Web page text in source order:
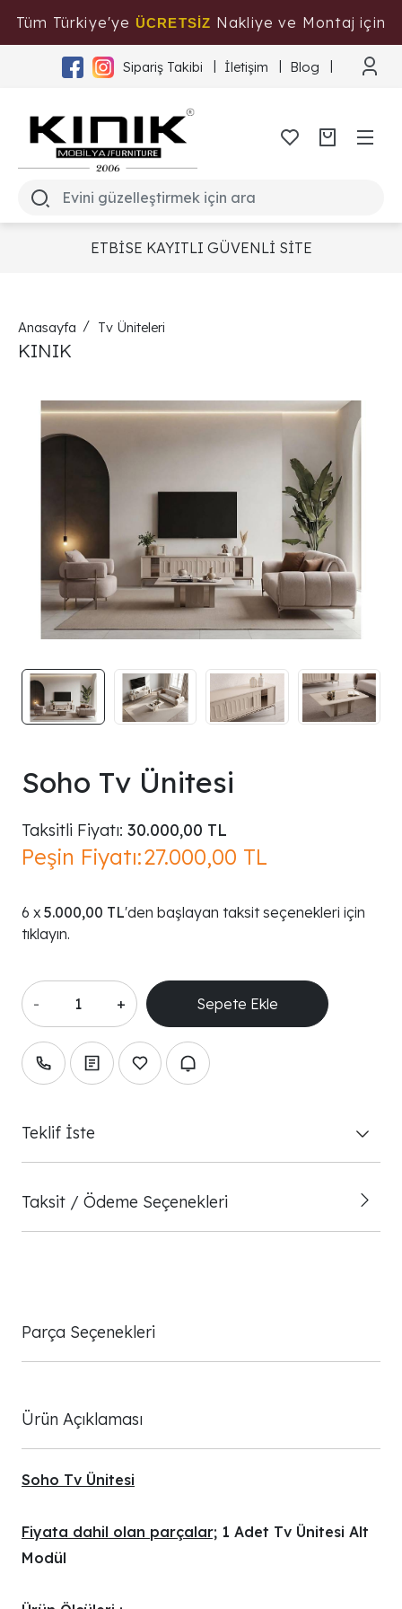
Tüm Türkiye'ye ÜCRETSİZ Nakliye ve Montaj için
Tıklayınız
Sipariş Takibi İletişim Blog
ETBİSE KAYITLI GÜVENLİ SİTE
Anasayfa Tv Üniteleri
KINIK
Soho Tv Ünitesi
Taksitli Fiyatı: 30.000,00 TL
Peşin Fiyatı:27.000,00 TL
5.000,00 TL'den başlayan taksit seçenekleri için
tıklayın.
- +
Teklif İste
Taksit / Ödeme Seçenekleri
Parça Seçenekleri
Ürün Açıklaması
Soho Tv Ünitesi
Fiyata dahil olan parçalar; 1 Adet Tv Ünitesi Alt
Modül